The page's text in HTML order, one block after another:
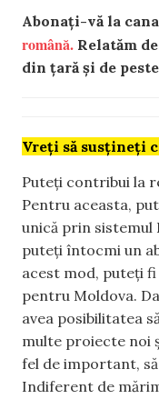
Abonați-vă la
română. Relatăm
din țară și de
Vreți să susțineți
Puteți contribui la
Pentru aceasta,
unică prin sistemul
puteți întocmi un
acest mod, puteți
pentru Moldova.
avea posibilitatea
multe proiecte noi
fel de important,
Indiferent de